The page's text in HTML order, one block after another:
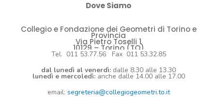
Dove Siamo
Collegio e Fondazione dei Geometri di Torino e
Provincia
Via Pietro Toselli 1
10129 – Torino (TO)
Tel. 011 53.77.56 Fax 011 53.32.85
dal lunedì al venerdì: dalle 8.30 alle 13.30
lunedì e mercoledì: anche dalle 14.00 alle 17.00
email: segreteria@collegiogeometri.to.it